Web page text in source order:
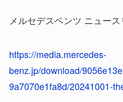
メルセデスベンツ ニュース
https://media.mercedes-
benz.jp/download/
9a7070e1fa8d/20241001-